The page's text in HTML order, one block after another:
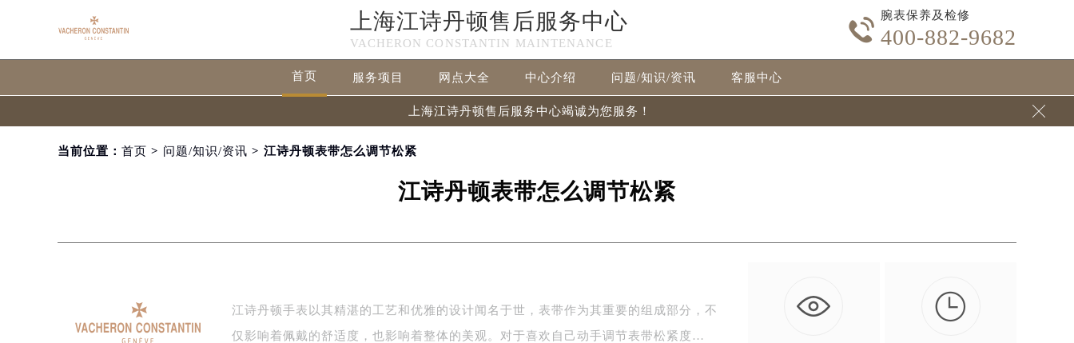
上海江诗丹顿售后服务中心
VACHERON CONSTANTIN MAINTENANCE

腕表保养及检修
400-882-9682
首页 服务项目 网点大全 中心介绍 问题/知识/资讯 客服中心
上海江诗丹顿售后服务中心竭诚为您服务！ 
当前位置： 首页 > 问题/知识/资讯 > 江诗丹顿表带怎么调节松紧
江诗丹顿表带怎么调节松紧
江诗丹顿手表以其精湛的工艺和优雅的设计闻名于世，表带作为其重要的组成部分，不
仅影响着佩戴的舒适度，也影响着整体的美观。对于喜欢自己动手调节表带松紧度…
